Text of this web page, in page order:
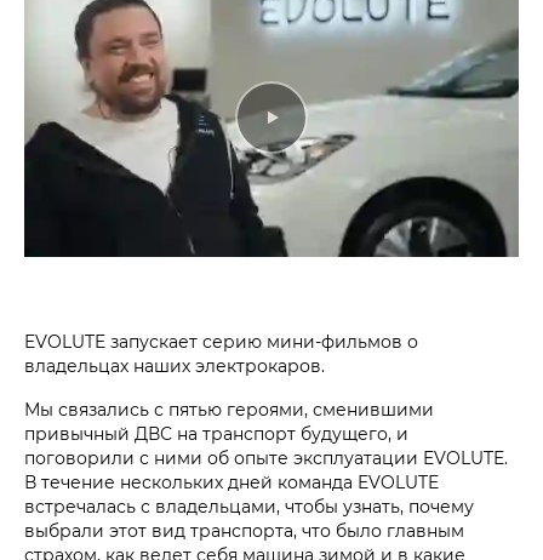
EVOLUTE запускает серию мини-фильмов о
владельцах наших электрокаров.
Мы связались с пятью героями, сменившими
привычный ДВС на транспорт будущего, и
поговорили с ними об опыте эксплуатации EVOLUTE.
В течение нескольких дней команда EVOLUTE
встречалась с владельцами, чтобы узнать, почему
выбрали этот вид транспорта, что было главным
страхом, как ведет себя машина зимой и в какие